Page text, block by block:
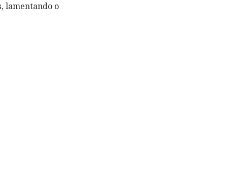
lamentando o